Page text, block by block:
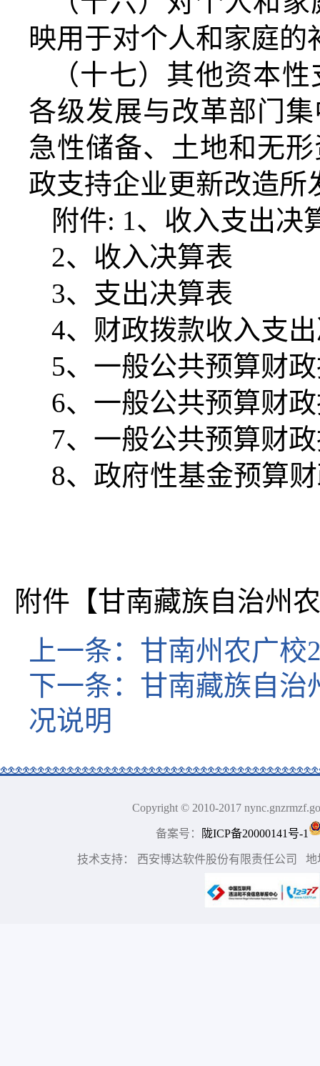
映用于对个人和家庭的
（十七）其他资本
各级发展与改革部门
急性储备、土地和无
政支持企业更新改造所
附件: 1、收入支出决
2、收入决算表
3、支出决算表
4、财政拨款收入支
5、一般公共预算财
6、一般公共预算财
7、一般公共预算财
8、政府性基
附件【甘南藏族自治州
上一条： 甘南州农广校
下一条： 甘南藏族自治
况说明
Copyright © 2010-2017
备案号： 陇ICP备20000141号-1
技术支持： 西安博达软件股份有限责任公司 地